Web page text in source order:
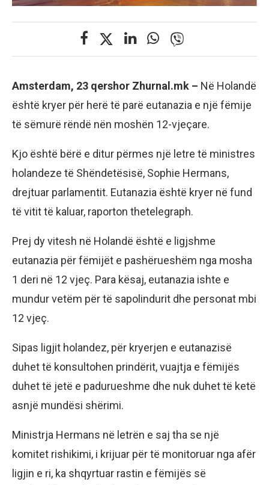
Amsterdam, 23 qershor Zhurnal.mk – Në Holandë
është kryer për herë të parë eutanazia e një fëmije
të sëmurë rëndë nën moshën 12-vjeçare.
Kjo është bërë e ditur përmes një letre të ministres
holandeze të Shëndetësisë, Sophie Hermans,
drejtuar parlamentit. Eutanazia është kryer në fund
të vitit të kaluar, raporton thetelegraph.
Prej dy vitesh në Holandë është e ligjshme
eutanazia për fëmijët e pashërueshëm nga mosha
1 deri në 12 vjeç. Para kësaj, eutanazia ishte e
mundur vetëm për të sapolindurit dhe personat mbi
12 vjeç.
Sipas ligjit holandez, për kryerjen e eutanazisë
duhet të konsultohen prindërit, vuajtja e fëmijës
duhet të jetë e padurueshme dhe nuk duhet të ketë
asnjë mundësi shërimi.
Ministrja Hermans në letrën e saj tha se një
komitet rishikimi, i krijuar për të monitoruar nga afër
ligjin e ri, ka shqyrtuar rastin e fëmijës së